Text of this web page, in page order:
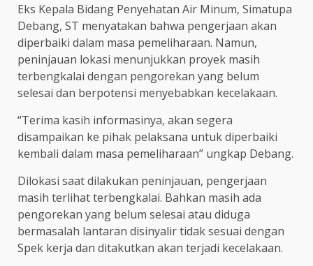
Eks Kepala Bidang Penyehatan Air Minum, Simatupa
Debang, ST menyatakan bahwa pengerjaan akan
diperbaiki dalam masa pemeliharaan. Namun,
peninjauan lokasi menunjukkan proyek masih
terbengkalai dengan pengorekan yang belum
selesai dan berpotensi menyebabkan kecelakaan.
“Terima kasih informasinya, akan segera
disampaikan ke pihak pelaksana untuk diperbaiki
kembali dalam masa pemeliharaan” ungkap Debang.
Dilokasi saat dilakukan peninjauan, pengerjaan
masih terlihat terbengkalai. Bahkan masih ada
pengorekan yang belum selesai atau diduga
bermasalah lantaran disinyalir tidak sesuai dengan
Spek kerja dan ditakutkan akan terjadi kecelakaan.